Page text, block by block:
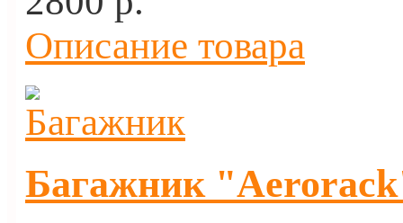
Описание товара
Багажник